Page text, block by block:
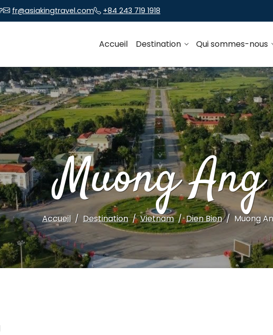
fr@asiakingtravel.com +84 243 719 1918
Accueil Destination Qui sommes-nous
Muong Ang
Accueil Destination Vietnam Dien Bien Muong